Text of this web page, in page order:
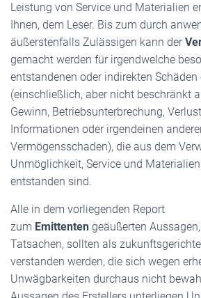
Leistung von Service und Materialien
Ihnen, dem Leser. Bis zum durch
äußerstenfalls Zulässigen kann der
gemacht werden für irgendwelche
entstandenen oder indirekten
(einschließlich, aber nicht beschränkt
Gewinn, Betriebsunterbrechung,
Informationen oder irgendeinen
Vermögensschaden), die aus dem
Unmöglichkeit, Service und
entstanden sind.
Alle in dem vorliegenden Report
zum Emittenten geäußerten
Tatsachen, sollten als
verstanden werden, die sich wegen
Unwägbarkeiten durchaus nicht